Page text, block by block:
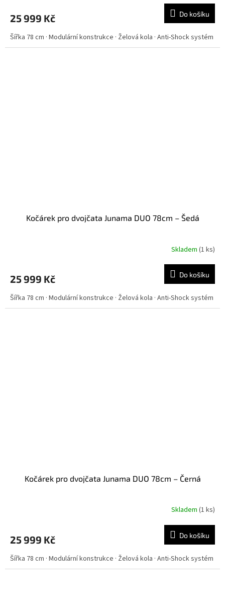
25 999 Kč Do košíku
Šířka 78 cm · Modulární konstrukce · Želová kola · Anti-Shock systém
Kočárek pro dvojčata Junama DUO 78cm – Šedá
Skladem (1 ks)
25 999 Kč Do košíku
Šířka 78 cm · Modulární konstrukce · Želová kola · Anti-Shock systém
Kočárek pro dvojčata Junama DUO 78cm – Černá
Skladem (1 ks)
25 999 Kč Do košíku
Šířka 78 cm · Modulární konstrukce · Želová kola · Anti-Shock systém